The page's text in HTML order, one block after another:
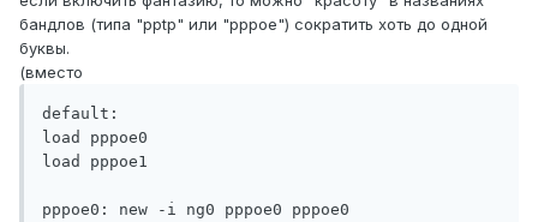
бандлов (типа "pptp" или "pppoe") сократить хоть до одной
буквы.
(вместо
default:
load pppoe0
load pppoe1
pppoe0: new -i ng0 pppoe0 pppoe0